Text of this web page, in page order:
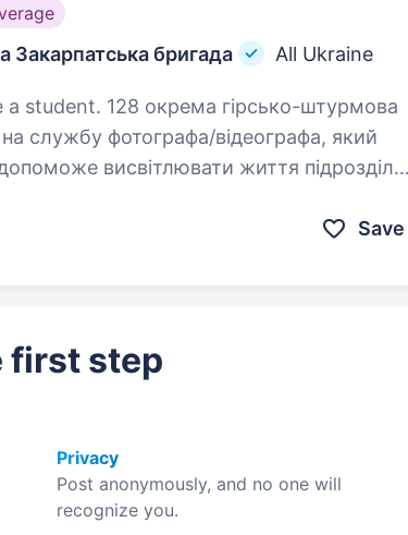
Закарпатська бригада All Ukraine
штурмова
службу фотографа/відеографа, який
висвітлювати життя підрозділу
Save
first step
Privacy
Post anonymously, and no one will
recognize you.